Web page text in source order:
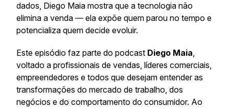
dados, Diego Maia mostra que a tecnologia não
elimina a venda — ela expõe quem parou no tempo e
potencializa quem decide evoluir.
Este episódio faz parte do podcast Diego Maia,
voltado a profissionais de vendas, líderes comerciais,
empreendedores e todos que desejam entender as
transformações do mercado de trabalho, dos
negócios e do comportamento do consumidor. Ao